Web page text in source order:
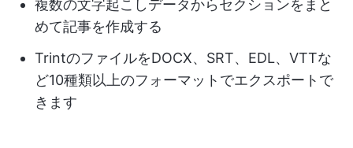
複数の文字起こしデータからセクションをまと
めて記事を作成する
TrintのファイルをDOCX、SRT、EDL、VTTな
ど10種類以上のフォーマットでエクスポートで
きます